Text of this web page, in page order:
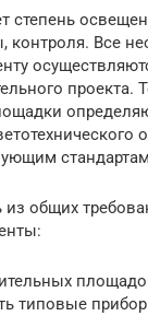
степень
контроля. Все
проекта.
общих
типовые